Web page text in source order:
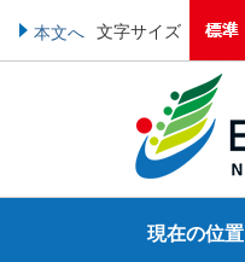
本文へ 文字サイズ
現在の位置